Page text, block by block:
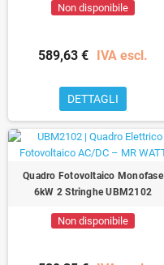
Non disponibile
589,63 € IVA escl.
DETTAGLI
Quadro Fotovoltaico Monofase
6kW 2 Stringhe UBM2102
Non disponibile